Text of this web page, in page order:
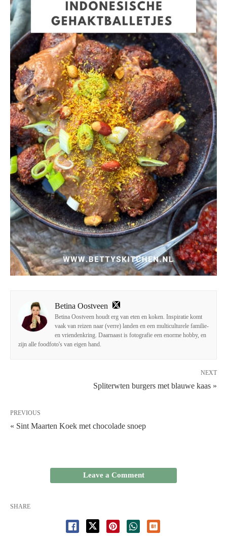
Betina Oostveen
Betina Oostveen houdt erg van eten en koken. Inspiratie komt
vaak van reizen naar (verre) landen en een multiculturele familie-
en vriendenkring. Daarnaast is fotografie een enorme hobby, en
zijn alle foodfoto's van eigen hand.
NEXT
Spliterwten burgers met blauwe kaas »
PREVIOUS
« Sint Maarten Koek met chocolade snoep
Leave a Comment
SHARE